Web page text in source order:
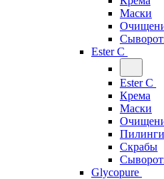
Маски
Ester C
Ester C
Крема
Маски
Пилинги
Скрабы
Glycopure